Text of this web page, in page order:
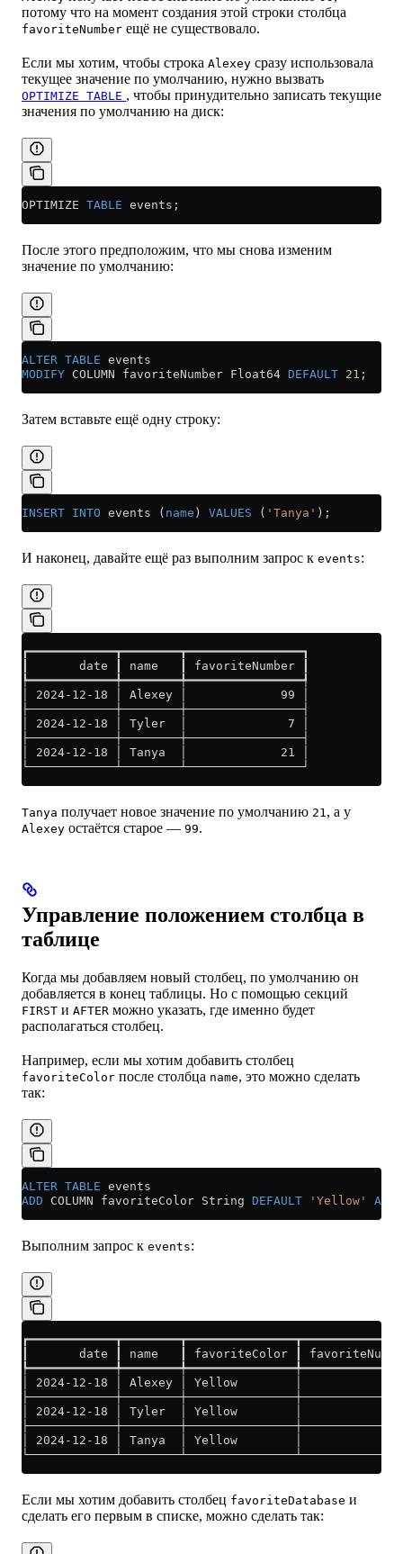
потому что на момент создания этой строки столбца
favoriteNumber ещё не существовало.
Если мы хотим, чтобы строка Alexey сразу использовала
текущее значение по умолчанию, нужно вызвать
OPTIMIZE TABLE , чтобы принудительно записать текущие
значения по умолчанию на диск:
OPTIMIZE TABLE events;
После этого предположим, что мы снова изменим
значение по умолчанию:
ALTER TABLE events
MODIFY COLUMN favoriteNumber Float64 DEFAULT 21 ;
Затем вставьте ещё одну строку:
INSERT INTO events ( name ) VALUES ( 'Tanya' );
И наконец, давайте ещё раз выполним запрос к events:
┏━━━━━━━━━━━━┳━━━━━━━━┳━━━━━━━━━━━━━━━━┓
┃       date ┃ name   ┃ favoriteNumber ┃
┡━━━━━━━━━━━━╇━━━━━━━━╇━━━━━━━━━━━━━━━━┩
│ 2024-12-18 │ Alexey │             99 │
├────────────┼────────┼────────────────┤
│ 2024-12-18 │ Tyler  │              7 │
├────────────┼────────┼────────────────┤
│ 2024-12-18 │ Tanya  │             21 │
└────────────┴────────┴────────────────┘
Tanya получает новое значение по умолчанию 21 , а у
Alexey остаётся старое — 99.
Управление положением столбца в
таблице
Когда мы добавляем новый столбец, по умолчанию он
добавляется в конец таблицы. Но с помощью секций
FIRST и AFTER можно указать, где именно будет
располагаться столбец.
Например, если мы хотим добавить столбец
favoriteColor после столбца name, это можно сделать
так:
ALTER TABLE events
ADD COLUMN favoriteColor String DEFAULT 'Yellow'
Выполним запрос к events:
┃       date ┃ name   ┃ favoriteColor ┃
│ 2024-12-18 │ Alexey │ Yellow        │
│ 2024-12-18 │ Tyler  │ Yellow        │
│ 2024-12-18 │ Tanya  │ Yellow        │
Если мы хотим добавить столбец favoriteDatabase и
сделать его первым в списке, можно сделать так: